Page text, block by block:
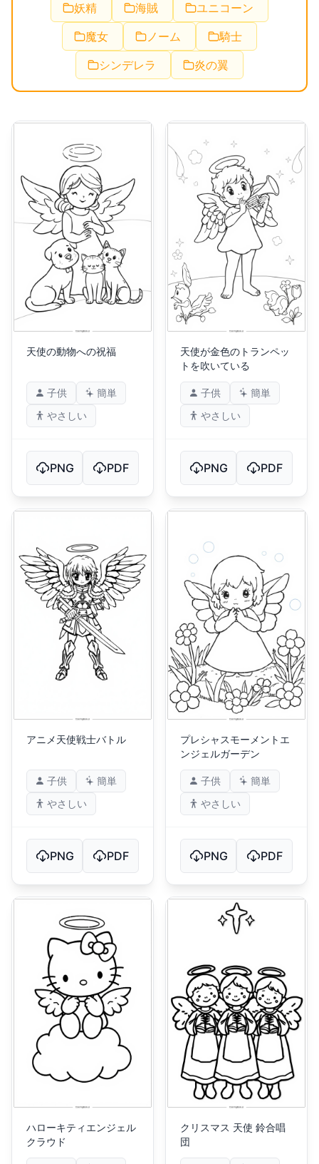
妖精 海賊
ユニコーン
魔女
ノーム
騎士
シンデレラ
炎の翼
天使の動物への祝福
子供
簡単
やさしい
PNG PDF
天使が金色のトランペッ
トを吹いている
子供
簡単
やさしい
PNG PDF
アニメ天使戦士バトル
子供
簡単
やさしい
PNG PDF
プレシャスモーメントエ
ンジェルガーデン
子供
簡単
やさしい
PNG PDF
ハローキティエンジェル
クラウド
クリスマス 天使 鈴合唱
団